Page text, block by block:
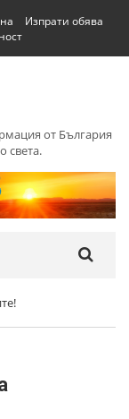
Изпрати обява
от България
света.